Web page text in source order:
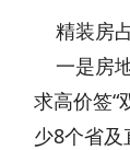
精装房
一是房
求高价签“
少8个省